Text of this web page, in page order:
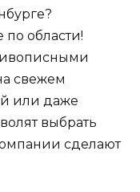
по области!
свежем
или даже
выбрать
сделают